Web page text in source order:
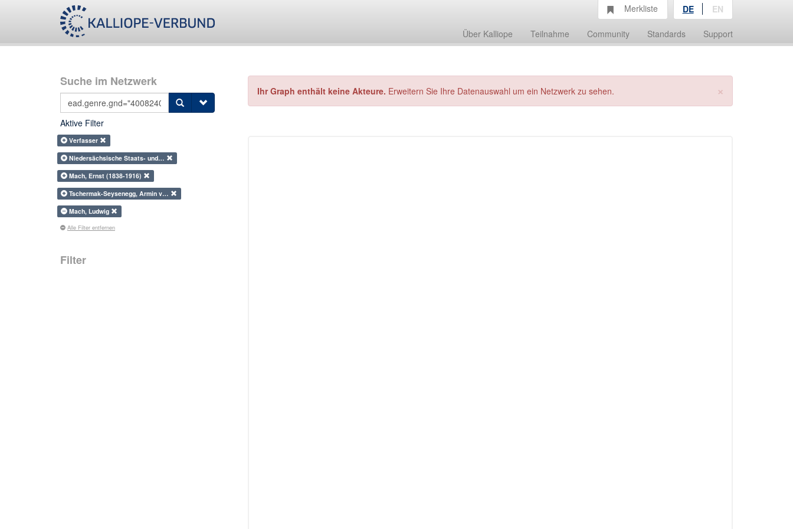
Über Kalliope Teilnahme Community Standards Support
Merkliste DE EN
Suche im Netzwerk
Aktive Filter
Verfasser
Niedersächsische Staats- und…
Mach, Ernst (1838-1916)
Tschermak-Seysenegg, Armin v…
Mach, Ludwig
Alle Filter entfernen
Filter
×
Ihr Graph enthält keine Akteure. Erweitern Sie Ihre Datenauswahl um ein Netzwerk zu sehen.